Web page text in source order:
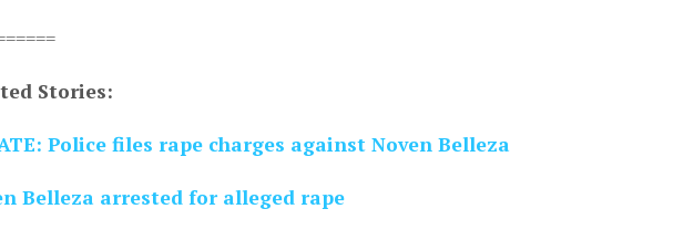
Stories:
Police files rape charges against Noven Belleza
Belleza arrested for alleged rape